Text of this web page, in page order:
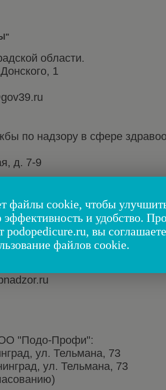
области.
1
по надзору в сфере
д. 7-9
в сфере защиты прав
Иванникова, д. 5
"Подо-Профи":
ул. Тельмана, 73
ул. Тельмана, 73
файлы cookie, чтобы
эффективность и удобство.
podopedicure.ru, вы
файлов cookie.